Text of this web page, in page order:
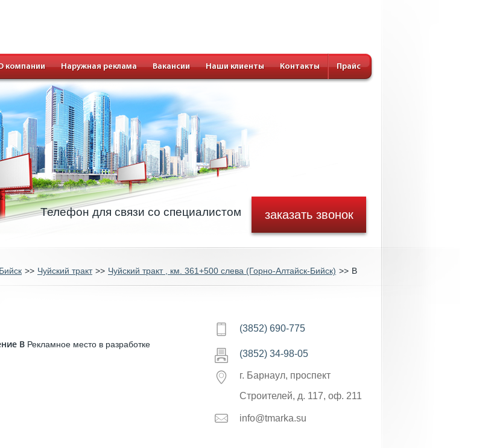
компании Наружная реклама Вакансии Наши клиенты Контакты Прайс
Телефон для связи со специалистом заказать звонок
Бийск >> Чуйский тракт >> Чуйский тракт , км. 361+500 слева (Горно-Алтайск-Бийск) >> В
В Рекламное место в разработке
(3852) 690-775
(3852) 34-98-05
г. Барнаул, проспект
Строителей, д. 117, оф. 211
info@tmarka.su